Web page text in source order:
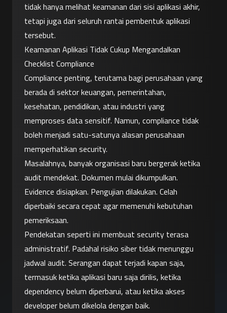
tidak hanya melihat keamanan dari sisi aplikasi akhir,
tetapi juga dari seluruh rantai pembentuk aplikasi
tersebut.
Keamanan Aplikasi Tidak Cukup Mengandalkan
Checklist Compliance
Compliance penting, terutama bagi perusahaan yang
berada di sektor keuangan, pemerintahan,
kesehatan, pendidikan, atau industri yang
memproses data sensitif. Namun, compliance tidak
boleh menjadi satu-satunya alasan perusahaan
memperhatikan security.
Masalahnya, banyak organisasi baru bergerak ketika
audit mendekat. Dokumen mulai dikumpulkan.
Evidence disiapkan. Pengujian dilakukan. Celah
diperbaiki secara cepat agar memenuhi kebutuhan
pemeriksaan.
Pendekatan seperti ini membuat security terasa
administratif. Padahal risiko siber tidak menunggu
jadwal audit. Serangan dapat terjadi kapan saja,
termasuk ketika aplikasi baru saja dirilis, ketika
dependency belum diperbarui, atau ketika akses
developer belum dikelola dengan baik.